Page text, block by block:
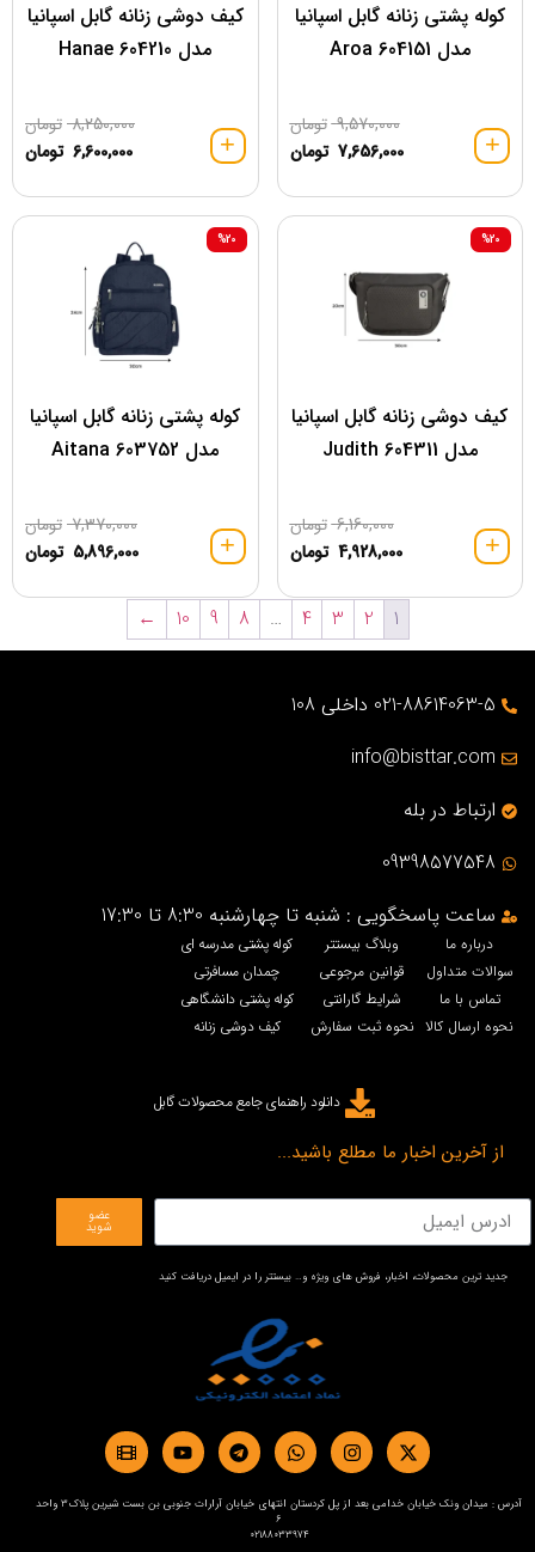
کوله پشتی زنانه گابل اسپانیا
مدل 604151 Aroa
9,570,000 تومان
7,656,000 تومان
کیف دوشی زنانه گابل اسپانیا
مدل 604210 Hanae
8,250,000 تومان
6,600,000 تومان
کیف دوشی زنانه گابل اسپانیا
مدل 604311 Judith
%20
6,160,000 تومان
4,928,000 تومان
کوله پشتی زنانه گابل اسپانیا
مدل 603752 Aitana
%20
7,370,000 تومان
5,896,000 تومان
1
2
3
4
…
8
9
10
←
021-88614063-5 داخلی 108
info@bisttar.com
ارتباط در بله
09398577548
ساعت پاسخگویی : شنبه تا چهارشنبه 8:30 تا 17:30
درباره ما
سوالات متداول
تماس با ما
نحوه ارسال کالا
وبلاگ بیستتر
قوانین مرجوعی
شرایط گارانتی
نحوه ثبت سفارش
کوله پشتی مدرسه ای
چمدان مسافرتی
کوله پشتی دانشگاهی
کیف دوشی زنانه
دانلود راهنمای جامع محصولات گابل
از آخرین اخبار ما مطلع باشید...
عضو
شوید
جدید ترین محصولات، اخبار، فروش های ویژه و… بیستتر را در ایمیل دریافت کنید
آدرس : میدان ونک خیابان خدامی بعد از پل کردستان انتهای خیابان آرارات جنوبی بن بست شیرین پلاک3 واحد
6
02188033974